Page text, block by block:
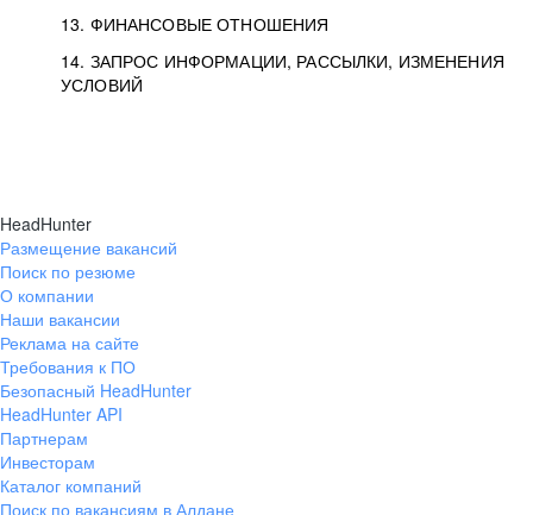
13. ФИНАНСОВЫЕ ОТНОШЕНИЯ
14. ЗАПРОС ИНФОРМАЦИИ, РАССЫЛКИ, ИЗМЕНЕНИЯ
УСЛОВИЙ
HeadHunter
Размещение вакансий
Поиск по резюме
О компании
Наши вакансии
Реклама на сайте
Требования к ПО
Безопасный HeadHunter
HeadHunter API
Партнерам
Инвесторам
Каталог компаний
Поиск по вакансиям в Алдане